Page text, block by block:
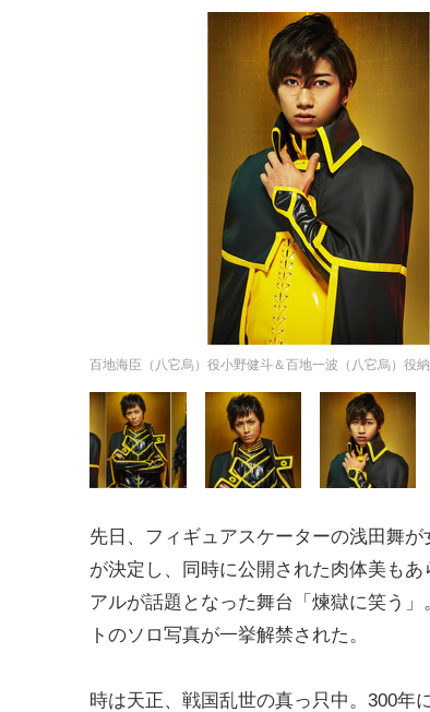
百地海臣（八它烏）役小野健斗＆百地一波（八它烏）役
先日、フィギュアスケーターの浅田舞が
が決定し、同時に公開された肉体美もあ
アルが話題となった舞台「煉獄に笑う」
トのソロ写真が一挙解禁された。
時は天正、戦国乱世の真っ只中。300年